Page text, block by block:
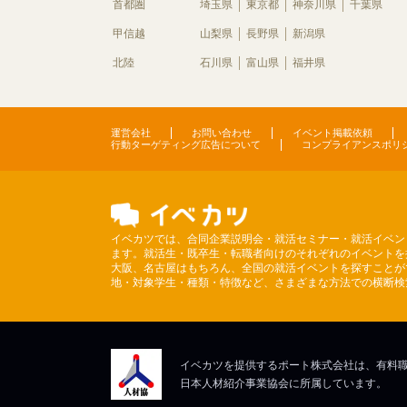
首都圏 埼玉県 東京都 神奈川県 千葉県
甲信越 山梨県 長野県 新潟県
北陸 石川県 富山県 福井県
運営会社 お問い合わせ
イベント掲載依頼
行動ターゲティング広告について
コンプライアンスポリ
イベカツでは、合同企業説明会・就活セミナー・就活イベ
ます。就活生・既卒生・転職者向けのそれぞれのイベント
大阪、名古屋はもちろん、全国の就活イベントを探すこと
地・対象学生・種類・特徴など、さまざまな方法での横断